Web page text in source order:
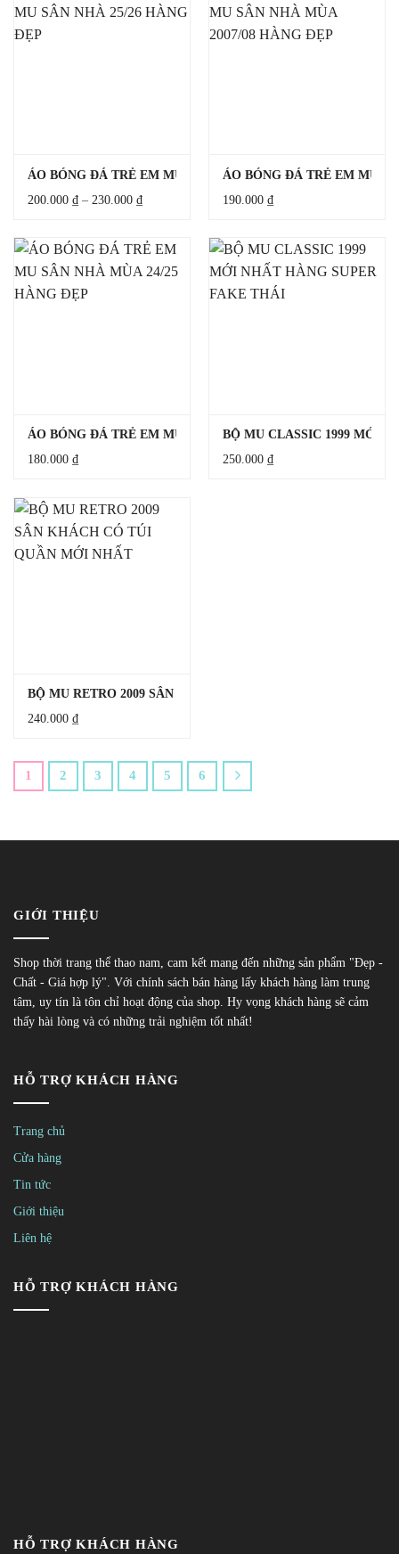
ÁO BÓNG ĐÁ TRẺ EM MU SÂN NHÀ 25/26 HÀNG ĐẸP
200.000 ₫ – 230.000 ₫Khoảng
giá:
đến
230.000 ₫
ÁO BÓNG ĐÁ TRẺ EM MU
190.000 ₫
ÁO BÓNG ĐÁ TRẺ EM MU SÂN NHÀ MÙA 24/25 HÀNG ĐẸP
180.000 ₫
BỘ MU CLASSIC 1999 MỚI
250.000 ₫
BỘ MU RETRO 2009 SÂN KHÁCH CÓ TÚI QUẦN MỚI NHẤT
240.000 ₫
1 2 3 4 5 6
GIỚI THIỆU
Shop thời trang thể thao nam, cam kết mang đến những sản phẩm "Đẹp -
Chất - Giá hợp lý". Với chính sách bán hàng lấy khách hàng làm trung
tâm, uy tín là tôn chỉ hoạt động của shop. Hy vọng khách hàng sẽ cảm
thấy hài lòng và có những trải nghiệm tốt nhất!
HỖ TRỢ KHÁCH HÀNG
Trang chủ
Cửa hàng
Tin tức
Giới thiệu
Liên hệ
HỖ TRỢ KHÁCH HÀNG
HỖ TRỢ KHÁCH HÀNG